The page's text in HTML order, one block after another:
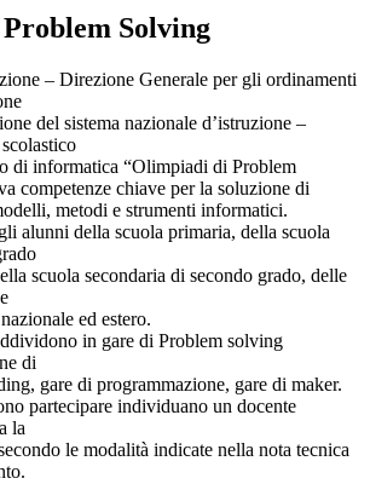
Solving
– Direzione Generale per gli ordinamenti
del sistema nazionale d’istruzione –
di informatica “Olimpiadi di Problem
competenze chiave per la soluzione di
metodi e strumenti informatici.
alunni della scuola primaria, della scuola
scuola secondaria di secondo grado, delle
ed estero.
in gare di Problem solving
di
gare di programmazione, gare di maker.
partecipare individuano un docente
la
le modalità indicate nella nota tecnica